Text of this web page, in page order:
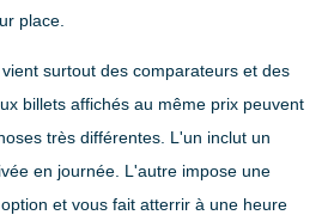
place.
surtout des comparateurs et des
billets affichés au même prix peuvent
très différentes. L'un inclut un
en journée. L'autre impose une
et vous fait atterrir à une heure